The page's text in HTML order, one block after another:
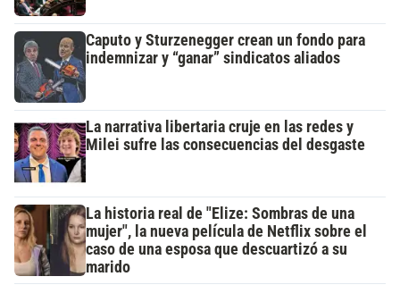
Caputo y Sturzenegger crean un fondo para
indemnizar y “ganar” sindicatos aliados
La narrativa libertaria cruje en las redes y
Milei sufre las consecuencias del desgaste
La historia real de "Elize: Sombras de una
mujer", la nueva película de Netflix sobre el
caso de una esposa que descuartizó a su
marido